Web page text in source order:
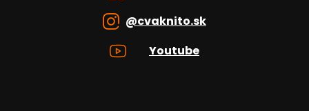
@cvaknito.sk
Youtube